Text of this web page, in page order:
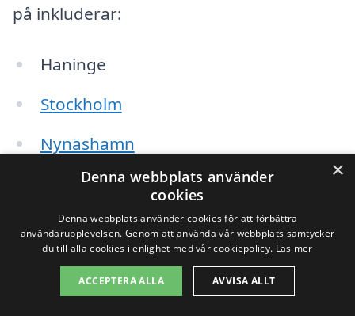
på inkluderar:
Haninge
Stockholm
Nynäshamn
Tyresö
Mälarhöjden
Jordbro
Huddinge
×
Denna webbplats använder
cookies
Denna webbplats använder cookies för att förbättra
användarupplevelsen. Genom att använda vår webbplats samtycker
du till alla cookies i enlighet med vår cookiepolicy. Läs mer
ACCEPTERA ALLA AVVISA ALLT